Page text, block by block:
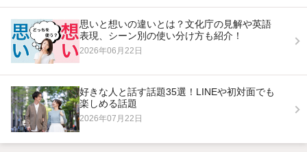
思いと想いの違いとは？文化庁の見解や英語
表現、シーン別の使い分け方も紹介！
2026年06月22日
好きな人と話す話題35選！LINEや初対面でも
楽しめる話題
2026年07月22日